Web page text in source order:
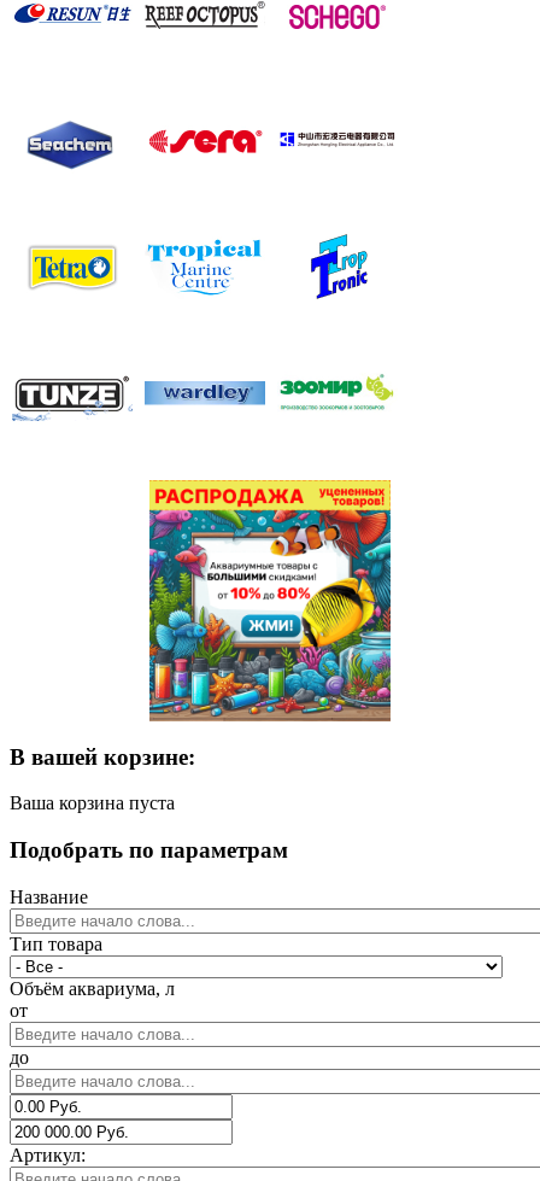
В вашей корзине:
Ваша корзина пуста
Подобрать по параметрам
Название
Тип товара
Объём аквариума, л
от
до
Артикул: